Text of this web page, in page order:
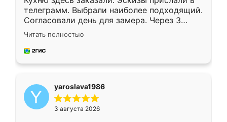
телеграмм. Выбрали наиболее подходящий.
Согласовали день для замера. Через 3
недели кухня была уже готова. Остались
довольны работой. Спасибо Ренессанс
мебель за качественную работу!
Читать полностью
yaroslava1986
3 августа 2026